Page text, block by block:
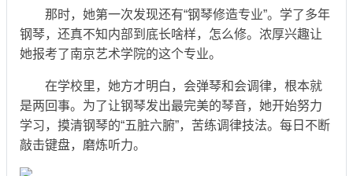
那时，她第一次发现还有“钢琴修造专业”。学了多年
钢琴，还真不知内部到底长啥样，怎么修。浓厚兴趣让
她报考了南京艺术学院的这个专业。
在学校里，她方才明白，会弹琴和会调律，根本就
是两回事。为了让钢琴发出最完美的琴音，她开始努力
学习，摸清钢琴的“五脏六腑”，苦练调律技法。每日不断
敲击键盘，磨炼听力。